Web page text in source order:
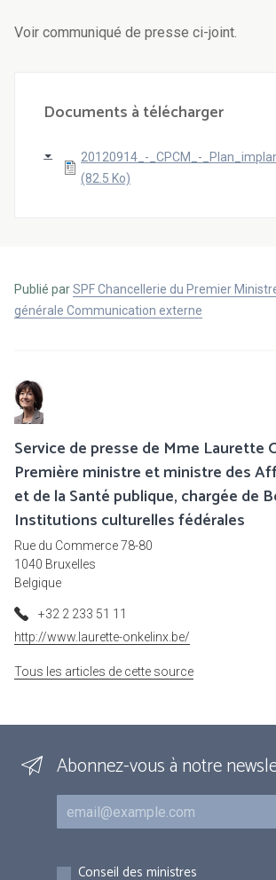
Voir communiqué de presse ci-joint.
Documents à télécharger
20120914_-_CPCM_-
(82.5 Ko)
Publié parSPF Chancellerie du Premier
générale Communication externe
Service de presse de Mme Laurette
Première ministre et ministre des
et de la Santé publique, chargée de
Institutions culturelles fédérales
Rue du Commerce 78-80
1040 Bruxelles
Belgique
+32 2 233 51 11
http://www.laurette-onkelinx.be/
Tous les articles de cette source
Abonnez-vous à notre
Courriel
Inscriptions
Conseil des ministres